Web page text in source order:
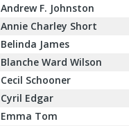
Andrew F. Johnston
Annie Charley Short
Belinda James
Blanche Ward Wilson
Cecil Schooner
Cyril Edgar
Emma Tom